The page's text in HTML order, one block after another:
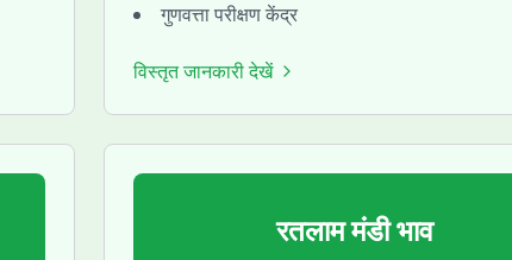
गुणवत्ता परीक्षण केंद्र
विस्तृत जानकारी देखें
रतलाममंडी भाव